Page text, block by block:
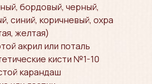
бордовый, черный,
синий, коричневый, охра
желтая)
акрил или поталь
кисти №1-10
карандаш